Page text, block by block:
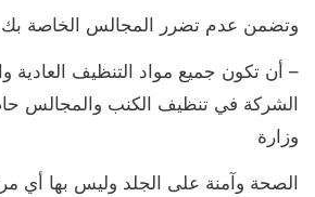
عدم تضرر المجالس الخاصة بك.
أن تكون جميع مواد التنظيف العادية
في تنظيف الكنب والمجالس
وآمنة على الجلد وليس بها أي